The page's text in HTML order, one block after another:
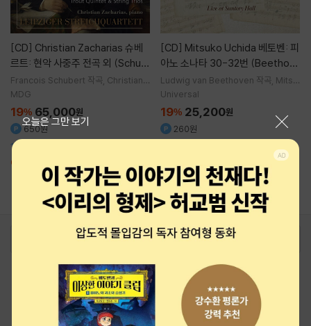
[CD]
르트: 현악 사중주 전곡 외 (Schub
ert: Complete String Quartet
s, Trout Quintet & String Trio
s)
Francois Schubert 작곡 Christian Z
acharias
MDG
19% 65,000원
650원
10CD 박스세트
예약판매종료
[CD]
아노 소나타 30-32번 (Beethov
en: Piano Sonatas Opp 109 11
0 & 111)
Ludwig van Beethoven 작곡 Mitsu
ko Uchida
Universal
19% 25,200원
260원
1
오늘은 그만 보기
최근 본 상품 주문/배송
고객센터 1544-3800 티켓 1544-6399
중고샵 1566-4295
eBook 1:1문의/채팅상담
예스이십사(주) 사업자 정보